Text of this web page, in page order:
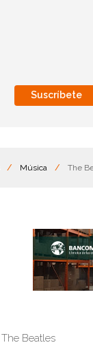
Suscríbete
/ Música / The
The Beatles